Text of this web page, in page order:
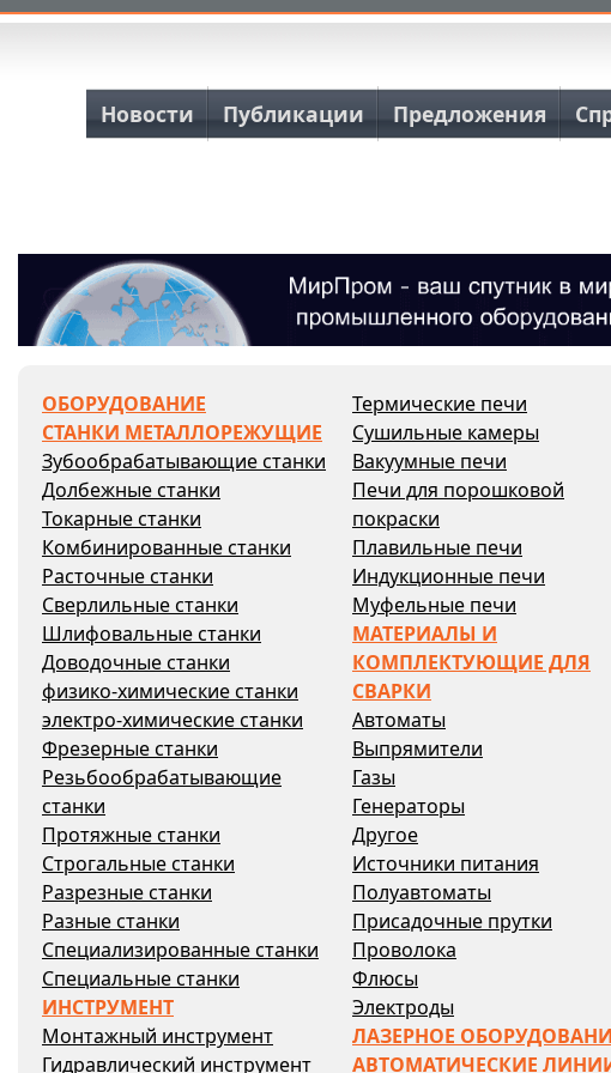
Основная навигация
Новости Публикации Предложения
ОБОРУДОВАНИЕ
СТАНКИ МЕТАЛЛОРЕЖУЩИЕ
Зубообрабатывающие станки
Долбежные станки
Токарные станки
Комбинированные станки
Расточные станки
Сверлильные станки
Шлифовальные станки
Доводочные станки
физико-химические станки
электро-химические станки
Фрезерные станки
Резьбообрабатывающие
станки
Протяжные станки
Строгальные станки
Разрезные станки
Разные станки
Специализированные станки
Специальные станки
ИНСТРУМЕНТ
Монтажный инструмент
Гидравлический инструмент
Термические печи
Сушильные камеры
Вакуумные печи
Печи для порошковой
покраски
Плавильные печи
Индукционные печи
Муфельные печи
МАТЕРИАЛЫ И
КОМПЛЕКТУЮЩИЕ ДЛЯ
СВАРКИ
Автоматы
Выпрямители
Газы
Генераторы
Другое
Источники питания
Полуавтоматы
Присадочные прутки
Проволока
Флюсы
Электроды
ЛАЗЕРНОЕ
АВТОМАТИЧЕСКИЕ